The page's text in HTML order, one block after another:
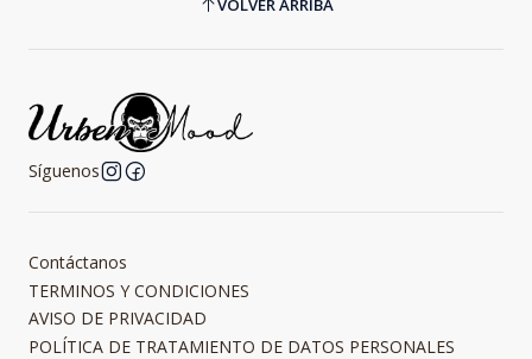
Síguenos
Contáctanos
TERMINOS Y CONDICIONES
AVISO DE PRIVACIDAD
POLÍTICA DE TRATAMIENTO DE DATOS PERSONALES